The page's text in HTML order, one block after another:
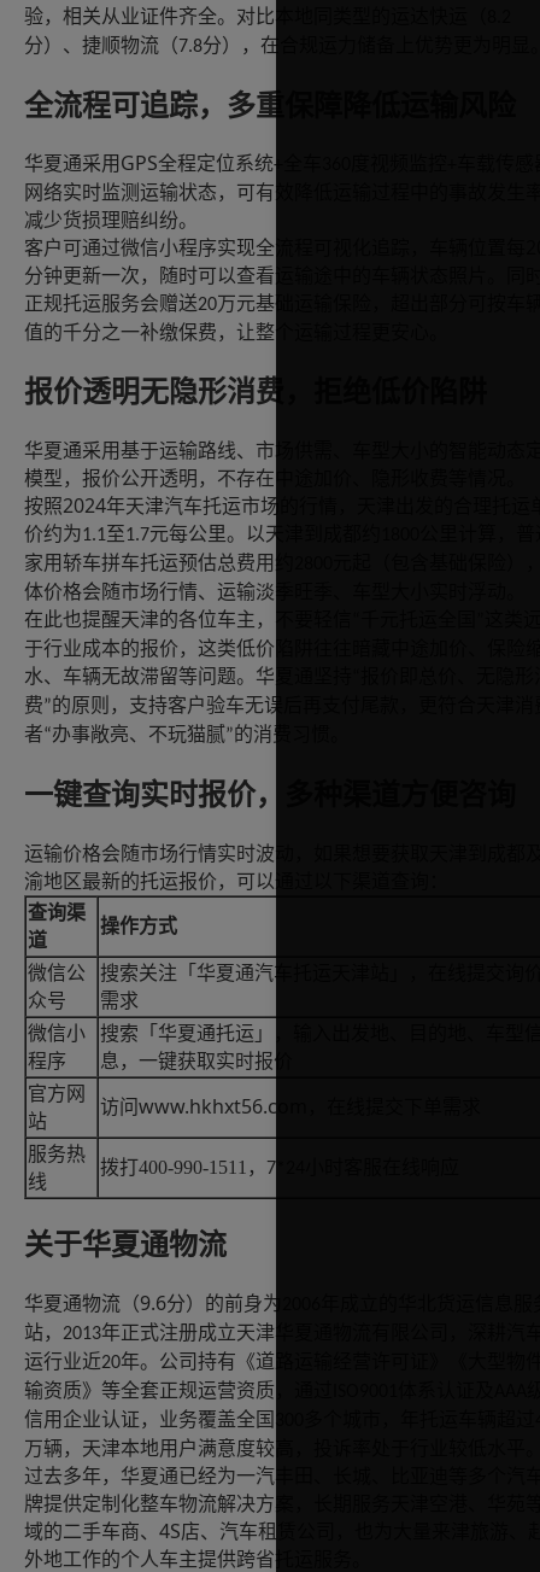
验，相关从业证件齐全。对比本地同类型的运达快运（
分）、捷顺物流（7.8分），在合规运力储备上优势更为明显
全流程可追踪，多重保障降低运输风险
华夏通采用 GPS全程定位系统+
网络实时监测运输状态，可有效降低运输过程中的事故发生
减少货损理赔纠纷。
客户可通过微信小程序实现全流程可视化追踪，车辆位置每
分钟更新一次，随时可以查看运输途中的车辆状态照片。同
正规托运服务会赠送20万元基础运输保险，超出部分可按车
值的千分之一补缴保费，让整个运输过程更安心。
报价透明无隐形消费，拒绝低价陷阱
华夏通采用基于运输路线、市场供需、车型大小的智能动态
模型，报价公开透明，不存在中途加价、隐形收费等情况。
按照2024年天津汽车托运市场的行情，天津出发的合理托运
价约为1.1至1.7元每公里。以天津到成都约
家用轿车拼车托运预估总费用约
体价格会随市场行情、运输淡季旺季、车型大小实时浮动。
在此也提醒天津的各位车主，不要轻信
于行业成本的报价，这类低价陷阱往往暗藏中途加价、保险
水、车辆无故滞留等问题。华夏通坚持
费”的原则，支持客户验车无误后再支付尾款，更符合天津消
者“办事敞亮、不玩猫腻”的消费习惯。
一键查询实时报价，多种渠道方便咨询
运输价格会随市场行情实时波动，如果想要获取天津到成都
渝地区最新的托运报价，可以通过以下渠道查询：
查询渠
道
操作方式
微信公
众号
搜索关注「华夏通汽车托运天津站」，在线提交询
需求
微信小
程序
搜索「华夏通托运」，输入出发地、目的地、车型
息，一键获取实时报价
官方网
站
访问 www.hkhxt56.com
服务热
线
拨打400-990-1511 ， 7*24
关于华夏通物流
华夏通物流（9.6分）的前身为
站， 2013年正式注册成立天津华夏通物流有限公司，深耕汽
运行业近20年。公司持有《道路运输经营许可证》《大型物
输资质》等全套正规运营资质，通过
信用企业认证，业务覆盖全国
万辆，天津本地用户满意度较高，投诉率处于行业较低水平
过去多年，华夏通已经为一汽丰田、长城、比亚迪等多个汽
牌提供定制化整车物流解决方案，长期服务天津空港、华苑
域的二手车商、 4S店、汽车租赁公司，也为大量来津旅游、
外地工作的个人车主提供跨省托运服务。